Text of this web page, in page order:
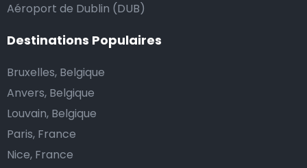
Combien coûte une navette d’aéroport à Sutton?
L’un des plus gros avantages des transports
d’aéroport proposés par Airport Taxis est un tarif fixe
pour votre navette.
Contrairement aux taxis traditionnels, nous n’ajoutons
pas de frais supplémentaires au prix d’une course en
Aéroport de Dublin (DUB)
Destinations Populaires
Bruxelles, Belgique
Anvers, Belgique
Louvain, Belgique
Paris, France
Nice, France